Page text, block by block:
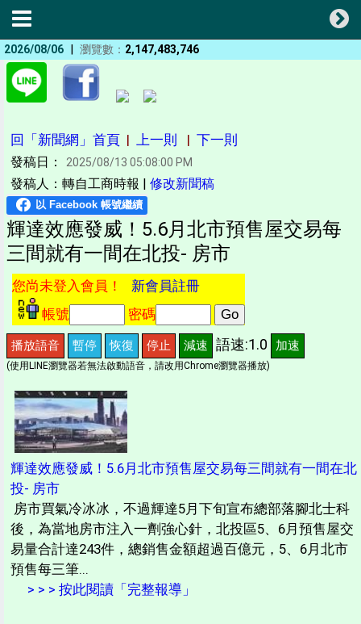
2026/08/06 | 瀏覽數： 2,147,483,746
回「新聞網」首頁 | 上一則 | 下一則
發稿日： 2025/08/13 05:08:00 PM
發稿人：轉自工商時報 | 修改新聞稿
輝達效應發威！5.6月北市預售屋交易每
三間就有一間在北投- 房市
您尚未登入會員！ 新會員註冊
帳號
密碼
播放語音 暫停 恢復 停止 減速 語速:1.0 加速
(使用LINE瀏覽器若無法啟動語音，請改用Chrome瀏覽器播放)
輝達效應發威！5.6月北市預售屋交易每三間就有一間在北
投- 房市
房市買氣冷冰冰，不過輝達5月下旬宣布總部落腳北士科
後，為當地房市注入一劑強心針，北投區5、6月預售屋交
易量合計達243件，總銷售金額超過百億元，5、6月北市
預售每三筆...
> > > 按此閱讀「完整報導」